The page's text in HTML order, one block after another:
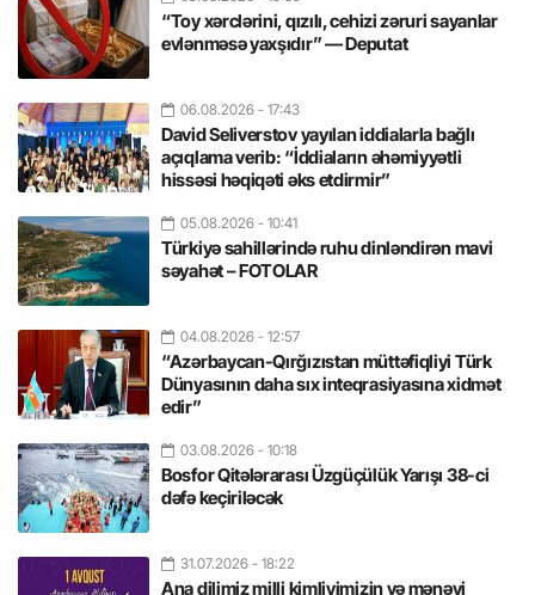
“Toy xərclərini, qızılı, cehizi zəruri sayanlar
evlənməsə yaxşıdır” — Deputat
06.08.2026 - 17:43
David Seliverstov yayılan iddialarla bağlı
açıqlama verib: “İddiaların əhəmiyyətli
hissəsi həqiqəti əks etdirmir”
05.08.2026 - 10:41
Türkiyə sahillərində ruhu dinləndirən mavi
səyahət – FOTOLAR
04.08.2026 - 12:57
“Azərbaycan-Qırğızıstan müttəfiqliyi Türk
Dünyasının daha sıx inteqrasiyasına xidmət
edir”
03.08.2026 - 10:18
Bosfor Qitələrarası Üzgüçülük Yarışı 38-ci
dəfə keçiriləcək
31.07.2026 - 18:22
Ana dilimiz milli kimliyimizin və mənəvi